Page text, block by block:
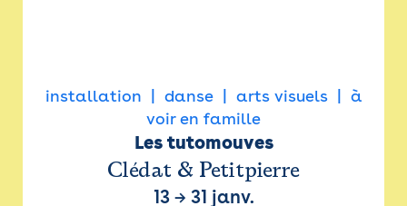
installation danse arts visuels
à
voir en famille
Les tutomouves
Clédat & Petitpierre
13→ 31 janv.